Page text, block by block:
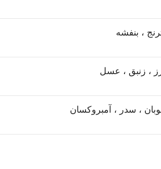
، بنفشه
، زنبق ، عسل
، سدر ، آمبروکسان